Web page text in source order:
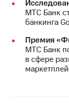
МТС Банк
банкинга
Премия
МТС Банк
в сфере